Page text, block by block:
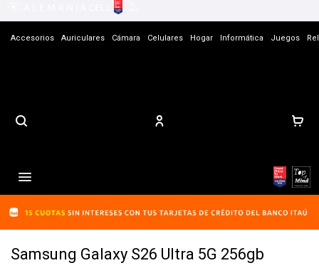
Accesorios Auriculares Cámara Celulares Hogar Informática Juegos

Samsung Galaxy S26 Ultra 5G 256gb